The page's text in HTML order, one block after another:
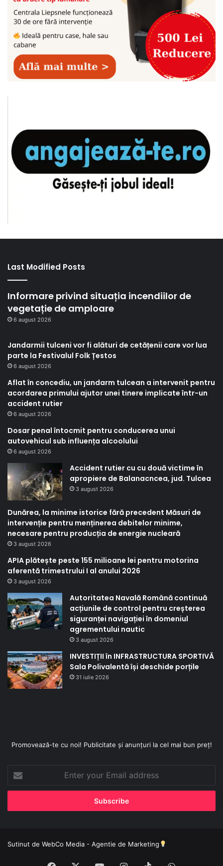
Last Modified Posts
Informare privind situația incendiilor de
vegetație de amploare
6 august 2026
Jandarmii tulceni vor fi alături de cetățenii care vor lua
parte la Festivalul Folk Țestos
6 august 2026
Aflat în concediu, un jandarm tulcean a intervenit pentru
acordarea primului ajutor unei tinere implicate într-un
accident rutier
6 august 2026
Dosar penal întocmit pentru conducerea unui
autovehicul sub influența alcoolului
6 august 2026
Accident rutier cu cu două victime în
apropiere de Balanacncea, jud. Tulcea
3 august 2026
Dunărea, la minime istorice fără precedent Măsuri de
intervenție pentru menținerea debitelor minime,
necesare pentru producția de energie nucleară
3 august 2026
APIA plătește peste 155 milioane lei pentru motorina
aferentă trimestrului I al anului 2026
3 august 2026
Autoritatea Navală Română continuă
acțiunile de control pentru creșterea
siguranței navigației în domeniul
agrementului nautic
3 august 2026
INVESTIȚII în INFRASTRUCTURA SPORTIVĂ
Sala Polivalentă își deschide porțile
31 iulie 2026
Promovează-te cu noi! Publicitate și anunțuri la cel mai bun preț!
your
Email
Sutinut de WebCo Media - Agentie de Marketing